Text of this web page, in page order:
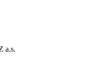
a.s.